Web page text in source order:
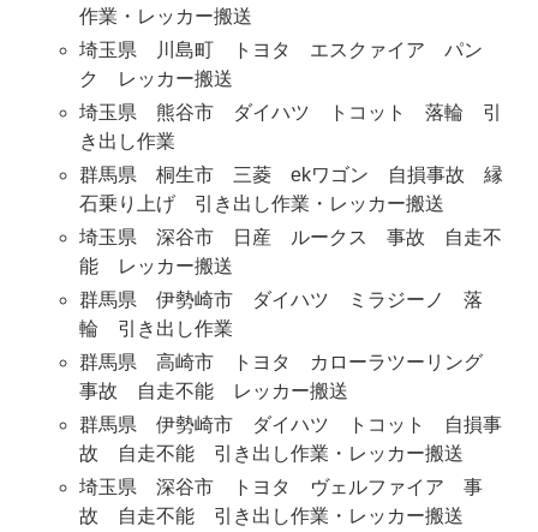
作業・レッカー搬送
埼玉県 川島町 トヨタ エスクァイア パン
ク レッカー搬送
埼玉県 熊谷市 ダイハツ トコット 落輪 引
き出し作業
群馬県 桐生市 三菱 ekワゴン 自損事故 縁
石乗り上げ 引き出し作業・レッカー搬送
埼玉県 深谷市 日産 ルークス 事故 自走不
能 レッカー搬送
群馬県 伊勢崎市 ダイハツ ミラジーノ 落
輪 引き出し作業
群馬県 高崎市 トヨタ カローラツーリング
事故 自走不能 レッカー搬送
群馬県 伊勢崎市 ダイハツ トコット 自損事
故 自走不能 引き出し作業・レッカー搬送
埼玉県 深谷市 トヨタ ヴェルファイア 事
故 自走不能 引き出し作業・レッカー搬送